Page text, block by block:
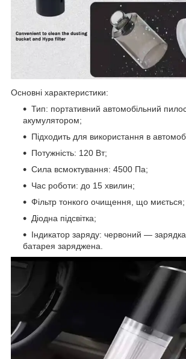
Основні характеристики:
Тип: портативний автомобільний
акумулятором;
Підходить для використання в
Потужність: 120 Вт;
Сила всмоктування: 4500 Па;
Час роботи: до 15 хвилин;
Фільтр тонкого очищення, що миється;
Діодна підсвітка;
Індикатор заряду: червоний —
батарея заряджена.